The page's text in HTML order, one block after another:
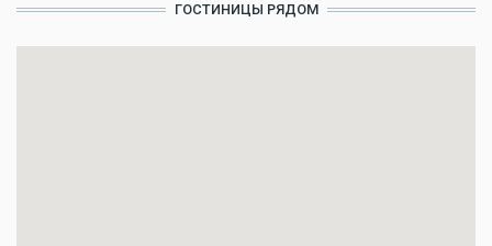
ГОСТИНИЦЫ РЯДОМ